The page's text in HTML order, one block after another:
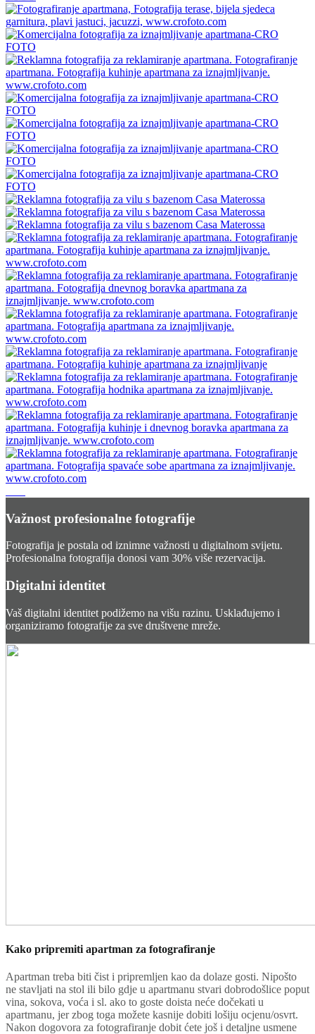
Važnost profesionalne fotografije
Fotografija je postala od iznimne važnosti u digitalnom svijetu.
Profesionalna fotografija donosi vam 30% više rezervacija.
Digitalni identitet
Vaš digitalni identitet podižemo na višu razinu. Usklađujemo i
organiziramo fotografije za sve društvene mreže.
Kako pripremiti apartman za fotografiranje
Apartman treba biti čist i pripremljen kao da dolaze gosti. Nipošto
ne stavljati na stol ili bilo gdje u apartmanu stvari dobrodošlice poput
vina, sokova, voća i sl. ako to goste doista neće dočekati u
apartmanu, jer zbog toga možete kasnije dobiti lošiju ocjenu/osvrt.
Nakon dogovora za fotografiranje dobit ćete još i detaljne usmene